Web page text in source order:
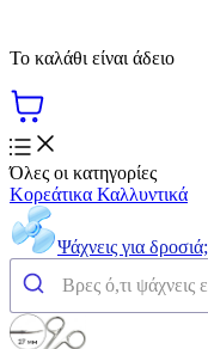
Το καλάθι είναι άδειο
Όλες οι κατηγορίες
Κορεάτικα Καλλυντικά
Ψάχνεις για δροσιά;